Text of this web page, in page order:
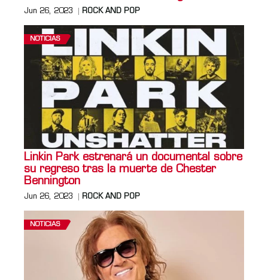
Jun 26, 2023 ROCK AND POP
NOTICIAS
Linkin Park estrenará un documental sobre
su regreso tras la muerte de Chester
Bennington
Jun 26, 2023 ROCK AND POP
NOTICIAS